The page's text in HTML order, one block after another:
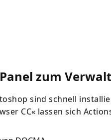
zum
sind schnell
CC« lassen sich